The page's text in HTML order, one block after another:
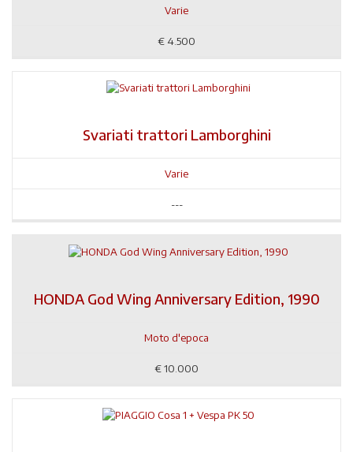
Varie
€ 4.500
Svariati trattori Lamborghini
Varie
---
HONDA God Wing Anniversary Edition, 1990
Moto d'epoca
€10.000